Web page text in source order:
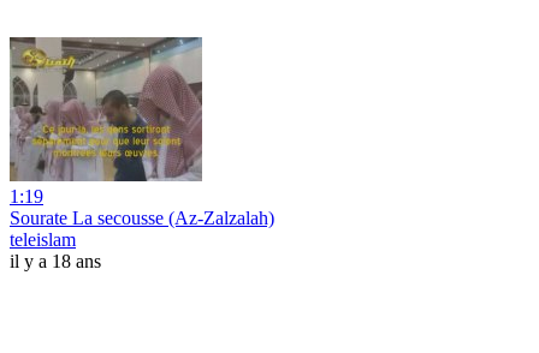
1:19
Sourate La secousse (Az-Zalzalah)
teleislam
il y a 18 ans